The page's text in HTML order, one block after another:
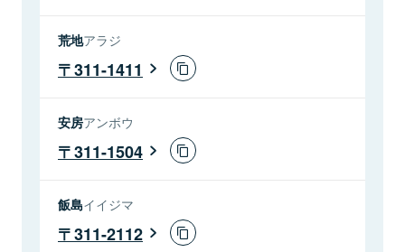
荒地アラジ
311-1411
安房アンボウ
311-1504
飯島イイジマ
311-2112